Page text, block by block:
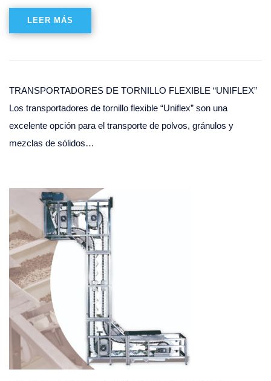
LEER MÁS
TRANSPORTADORES DE TORNILLO FLEXIBLE “UNIFLEX”
Los transportadores de tornillo flexible “Uniflex” son una
excelente opción para el transporte de polvos, gránulos y
mezclas de sólidos…